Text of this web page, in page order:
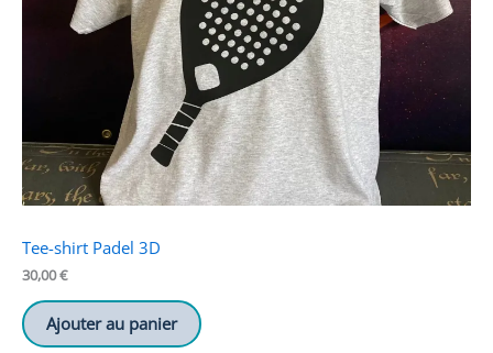
Tee-shirt Padel 3D
30,00€
Ajouter au panier